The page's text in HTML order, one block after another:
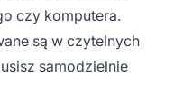
czy komputera.
są w czytelnych
samodzielnie